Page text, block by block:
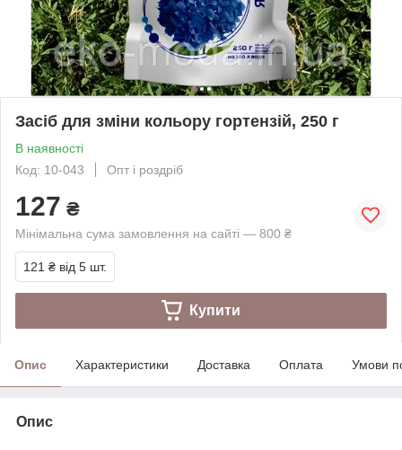
Засіб для зміни кольору гортензій, 250 г
В наявності
Код: 10-043
Опт і роздріб
127 ₴
Мінімальна сума замовлення на сайті — 800 ₴
121 ₴ від 5 шт.
Купити
Опис Характеристики Доставка Оплата Умови
Опис